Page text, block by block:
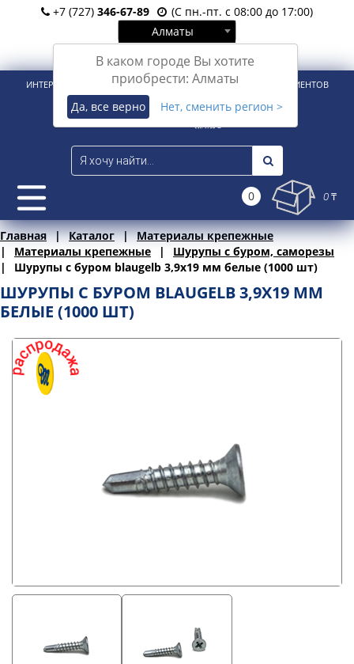
+7 (727) 346-67-89
(С пн.-пт. с 08:00 до 17:00)
Алматы
В каком городе Вы хотите
приобрести: Алматы
Да, все верно Нет, сменить регион >
Вход Регистрация
ИНТЕРНЕТ-МАГАЗИН ДЛЯ РОЗНИЧНЫХ И КОРПОРАТИВНЫХ КЛИЕНТОВ
0 0 ₸
Главная Каталог
Материалы крепежные
Материалы крепежные
Шурупы с буром, саморезы
Шурупы с буром blaugelb 3,9х19 мм белые (1000 шт)
ШУРУПЫ С БУРОМ BLAUGELB 3,9Х19 ММ
БЕЛЫЕ (1000 ШТ)